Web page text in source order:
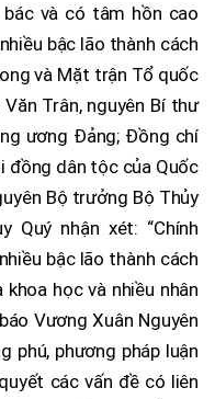
và có tâm hồn cao
bậc lão thành cách
và Mặt trận Tổ quốc
Trân, nguyên Bí thư
ương Đảng; Đồng chí
đồng dân tộc của Quốc
Bộ trưởng Bộ Thủy
Quý nhận xét: “Chính
bậc lão thành cách
khoa học và nhiều nhân
Vương Xuân Nguyên
phú, phương pháp luận
các vấn đề có liên